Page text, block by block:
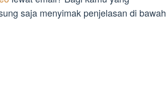
saja menyimak penjelasan di bawah